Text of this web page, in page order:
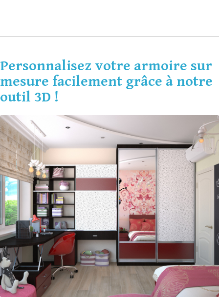
Personnalisez votre armoire sur
mesure facilement grâce à notre
outil 3D !